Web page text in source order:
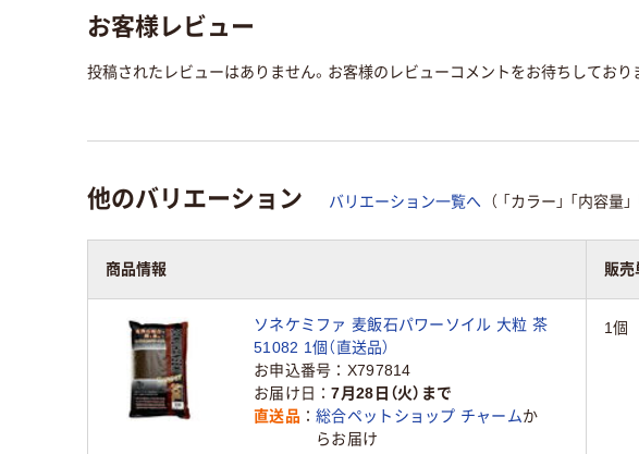
お客様レビュー
投稿されたレビューはありません。お客様のレビューコメントをお待ちしており
他のバリエーション バリエーション一覧へ （ 「カラー」 「内容量」
商品情報 販売
ソネケミファ 麦飯石パワーソイル 大粒 茶
51082 1個（直送品）
お申込番号
X797814
お届け日
7月28日（火）まで
直送品
総合ペットショップ チャームか
らお届け
1個